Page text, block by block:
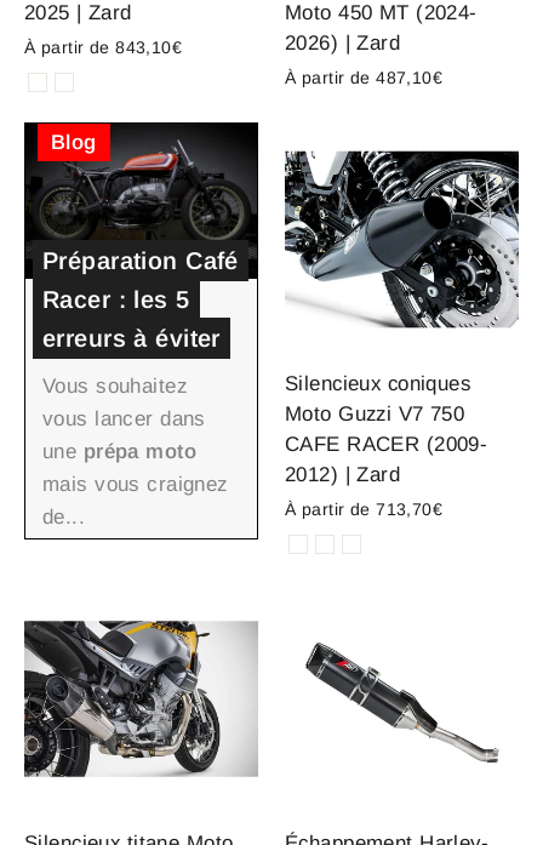
2025 | Zard
À partir de 843,10€
Moto 450 MT (2024-
2026) | Zard
À partir de 487,10€
Blog
Préparation Café
Racer : les 5
erreurs à éviter
Vous souhaitez
vous lancer dans
une prépa moto
mais vous craignez
de...
Silencieux coniques
Moto Guzzi V7 750
CAFE RACER (2009-
2012) | Zard
À partir de 713,70€